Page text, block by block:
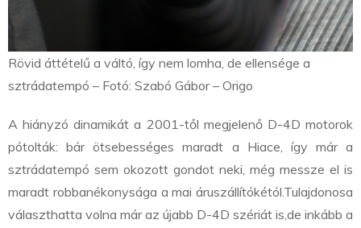
Rövid áttételű a váltó, így nem lomha, de ellensége a
sztrádatempó – Fotó: Szabó Gábor – Origo
A hiányzó dinamikát a 2001-től megjelenő D-4D motorok
pótolták: bár ötsebességes maradt a Hiace, így már a
sztrádatempó sem okozott gondot neki, még messze el is
maradt robbanékonysága a mai áruszállítókétól.Tulajdonosa
választhatta volna már az újabb D-4D szériát is,de inkább a